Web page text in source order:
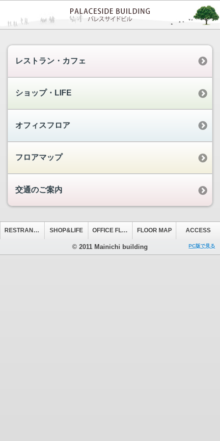
レストラン・カフェ
ショップ・LIFE
オフィスフロア
フロアマップ
交通のご案内
RESTRANT&CAFE SHOP&LIFE OFFICE FLOOR FLOOR MAP ACCESS
© 2011 Mainichi building PC版で見る